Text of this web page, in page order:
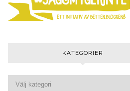
KATEGORIER